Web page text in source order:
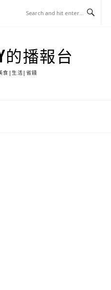
的播報台
食|生活|省錢